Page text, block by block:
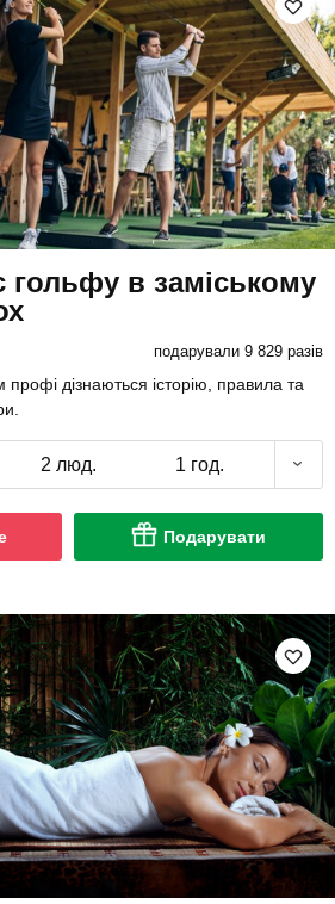
гольфу в заміському
подарували 9 829 разів
профі дізнаються історію, правила та
2 люд. 1 год.
Подарувати